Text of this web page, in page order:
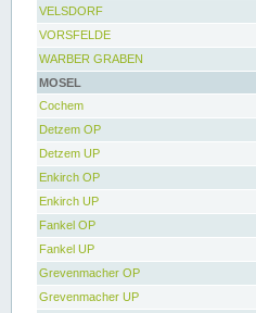
VELSDORF
VORSFELDE
WARBER GRABEN
MOSEL
Cochem
Detzem OP
Detzem UP
Enkirch OP
Enkirch UP
Fankel OP
Fankel UP
Grevenmacher OP
Grevenmacher UP